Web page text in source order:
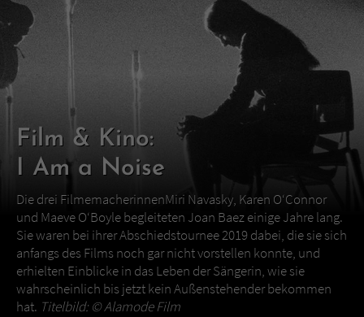
Film & Kino:
I Am a Noise
Die drei FilmemacherinnenMiri Navasky, Karen O‘Connor
und Maeve O‘Boyle begleiteten Joan Baez einige Jahre lang.
Sie waren bei ihrer Abschiedstournee 2019 dabei, die sie sich
anfangs des Films noch gar nicht vorstellen konnte, und
erhielten Einblicke in das Leben der Sängerin, wie sie
wahrscheinlich bis jetzt kein Außenstehender bekommen
hat. Titelbild: ©Alamode Film